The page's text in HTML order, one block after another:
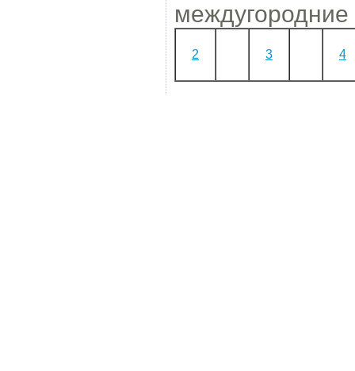
2 3 4